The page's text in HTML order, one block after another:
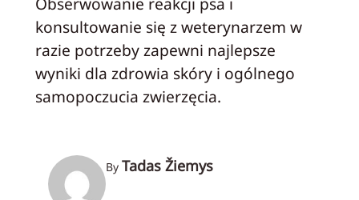
konsultowanie się z weterynarzem w
razie potrzeby zapewni najlepsze
wyniki dla zdrowia skóry i ogólnego
samopoczucia zwierzęcia.
By Tadas Žiemys